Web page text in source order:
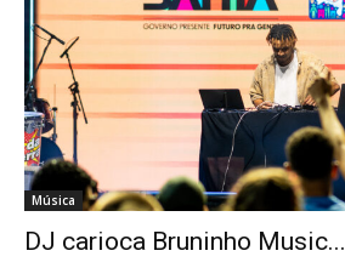
Música
DJ carioca Bruninho Music...